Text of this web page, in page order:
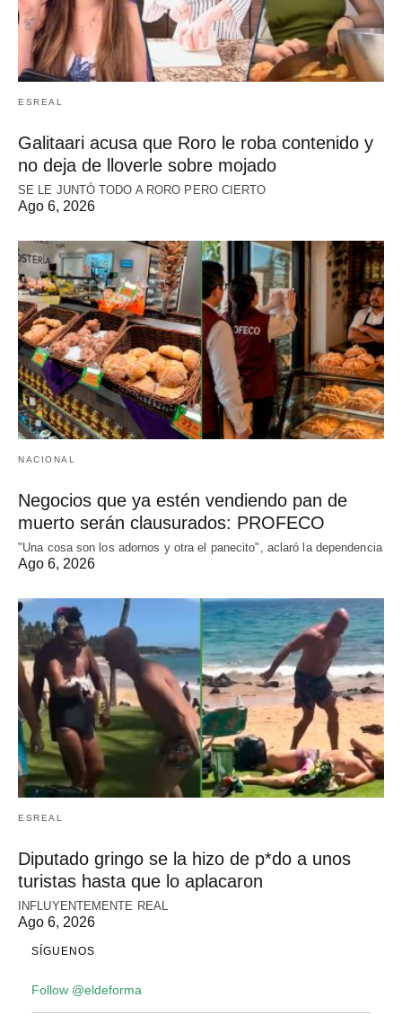
ESREAL
Galitaari acusa que Roro le roba contenido y
no deja de lloverle sobre mojado
SE LE JUNTÓ TODO A RORO PERO CIERTO
Ago 6, 2026
NACIONAL
Negocios que ya estén vendiendo pan de
muerto serán clausurados: PROFECO
"Una cosa son los adornos y otra el panecito", aclaró la dependencia
Ago 6, 2026
ESREAL
Diputado gringo se la hizo de p*do a unos
turistas hasta que lo aplacaron
INFLUYENTEMENTE REAL
Ago 6, 2026
SÍGUENOS
Follow @eldeforma